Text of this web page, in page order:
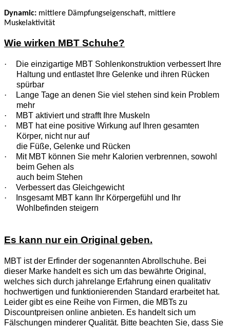
Dynamic: mittlere Dämpfungseigenschaft, mittlere
Muskelaktivität
Wie wirken MBT Schuhe?
·
Die einzigartige MBT Sohlenkonstruktion verbessert Ihre
Haltung und entlastet Ihre Gelenke und ihren Rücken
spürbar
·
Lange Tage an denen Sie viel stehen sind kein Problem
mehr
·
MBT aktiviert und strafft Ihre Muskeln
·
MBT hat eine positive Wirkung auf Ihren gesamten
Körper, nicht nur auf
die Füße, Gelenke und Rücken
·
Mit MBT können Sie mehr Kalorien verbrennen, sowohl
beim Gehen als
auch beim Stehen
·
Verbessert das Gleichgewicht
·
Insgesamt MBT kann Ihr Körpergefühl und Ihr
Wohlbefinden steigern
Es kann nur ein Original geben.
MBT ist der Erfinder der sogenannten Abrollschuhe. Bei
dieser Marke handelt es sich um das bewährte Original,
welches sich durch jahrelange Erfahrung einen qualitativ
hochwertigen und funktionierenden Standard erarbeitet hat.
Leider gibt es eine Reihe von Firmen, die MBTs zu
Discountpreisen online anbieten. Es handelt sich um
Fälschungen minderer Qualität. Bitte beachten Sie, dass Sie